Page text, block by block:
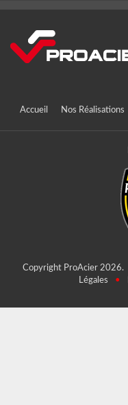
Accueil Nos Réalisations
Copyright ProAcier 2026.
Légales
•